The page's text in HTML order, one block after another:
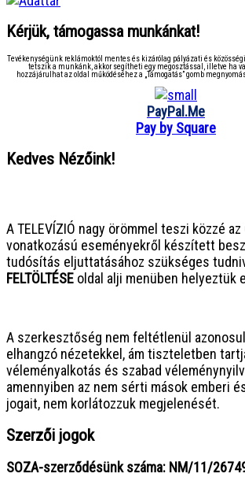
Kérjük, támogassa munkánkat!
Tevékenységünk reklámoktól mentes és kizárólag pályázati és
tetszik a munkánk, akkor segítheti egy megosztással, illetve ha
hozzájárulhat az oldal működéséhez a „Támogatás” gomb
PayPal.Me
Pay by Square
Kedves Nézőink!
A TELEVÍZIÓ nagy örömmel teszi közzé az
vonatkozású eseményekről készített
tudósítás eljuttatásához szükséges
FELTÖLTÉSE oldal alji menüben helyeztük
A szerkesztőség nem feltétlenül
elhangzó nézetekkel, ám tiszteletben
véleményalkotás és szabad
amennyiben az nem sérti mások emberi
jogait, nem korlátozzuk megjelenését.
Szerzői jogok
SOZA-szerződésünk száma: NM/11/